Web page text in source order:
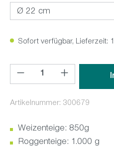
Sofort verfügbar, Lieferzeit:
Produkt Anzahl: Gib den
Artikelnummer: 300679
Weizenteige: 850g
Roggenteige: 1.000 g